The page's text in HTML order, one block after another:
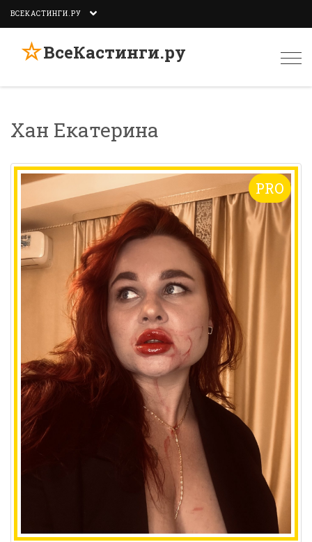
ВСЕКАСТИНГИ.РУ
☆ВсеКастинги.ру
Хан Екатерина
PRO